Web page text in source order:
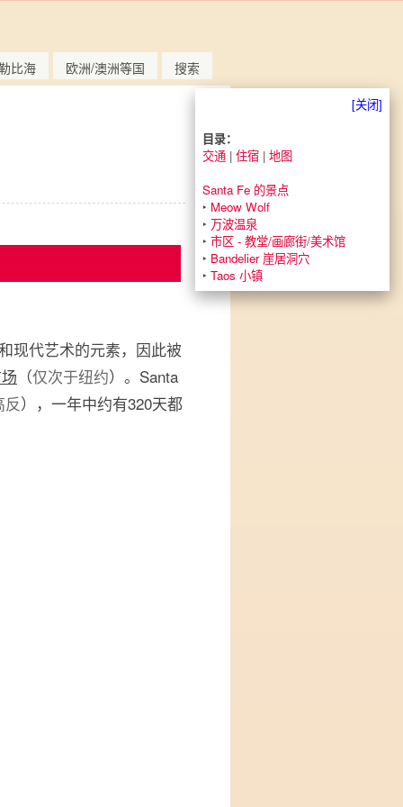
比海 欧洲/澳洲等国 搜索
现代艺术的元素，因此被
（仅次于纽约）。Santa
），一年中约有320天都
[关闭]
目录：
交通 | 住宿 | 地图
Santa Fe 的景点
‣ Meow Wolf
‣ 万波温泉
‣ 市区 - 教堂/画廊街/美术馆
‣ Bandelier 崖居洞穴
‣ Taos 小镇